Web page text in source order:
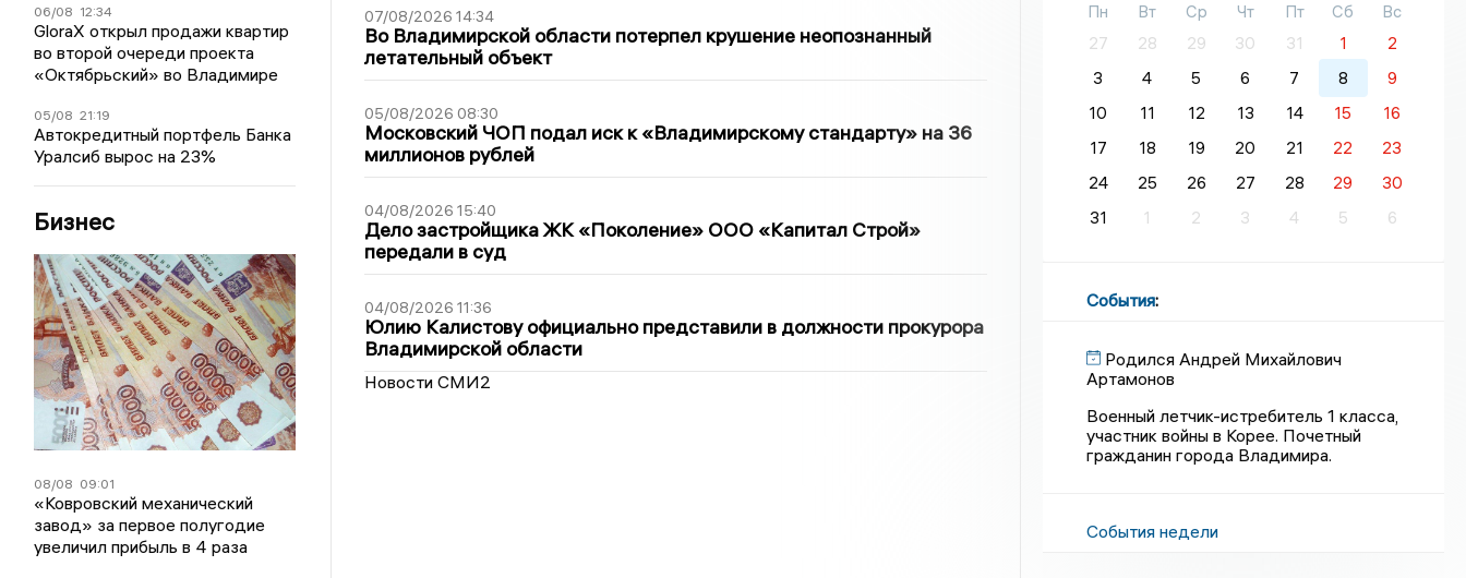
06/08 12:34
GloraX открыл продажи квартир
во второй очереди проекта
«Октябрьский» во Владимире
05/08 21:19
Автокредитный портфель Банка
Уралсиб вырос на 23%
Бизнес
08/08 09:01
«Ковровский механический
завод» за первое полугодие
увеличил прибыль в 4 раза
07/08/2026 14:34
Во Владимирской области потерпел крушение неопознанный
летательный объект
05/08/2026 08:30
Московский ЧОП подал иск к «Владимирскому стандарту» на 36
миллионов рублей
04/08/2026 15:40
Дело застройщика ЖК «Поколение» ООО «Капитал Строй»
передали в суд
04/08/2026 11:36
Юлию Калистову официально представили в должности прокурора
Владимирской области
Новости СМИ2
Пн Вт Ср Чт Пт Сб
Вс
27
28 29 30 31 1
2
3
4 5 6 7 8
9
10
11 12 13 14 15
16
17
18 19 20 21 22
23
24
25 26 27 28 29
30
31
1 2 3 4 5 6
События:
Родился Андрей Михайлович
Артамонов
Военный летчик-истребитель 1 класса,
участник войны в Корее. Почетный
гражданин города Владимира.
События недели